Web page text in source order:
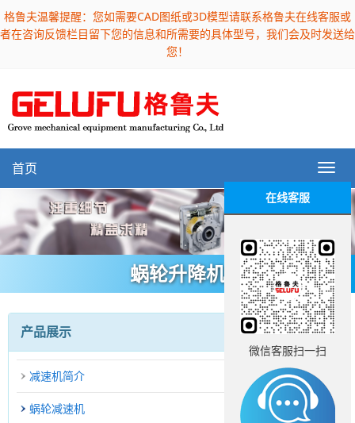
格鲁夫温馨提醒：您如需要CAD图纸或3D模型请联系格鲁夫在线客服或
者在咨询反馈栏目留下您的信息和所需要的具体型号，我们会及时发送给
您！
首页
蜗轮升降机
产品展示
减速机简介
蜗轮减速机
在线客服
微信客服扫一扫